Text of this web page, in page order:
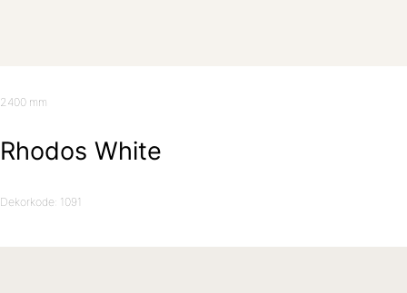
2400 mm
Rhodos White
Dekorkode: 1091